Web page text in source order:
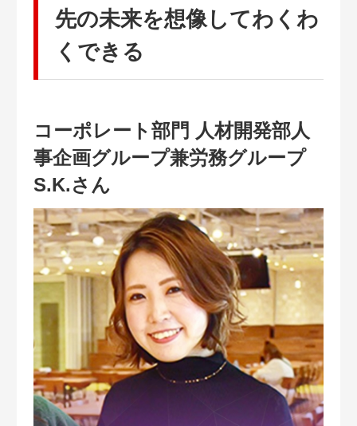
先の未来を想像してわくわ
くできる
コーポレート部門 人材開発部人
事企画グループ兼労務グループ
S.K.さん